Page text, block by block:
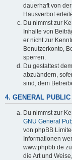
dauerhaft von
Hausverbot
Du nimmst zur
Inhalte von
er nicht zur
Benutzerkonto,
sperren.
Du gestattest
abzuändern,
sind, dem
4. GENERAL
Du nimmst zur
GNU General
von phpBB
Informationen
www.phpbb.de
die Art und